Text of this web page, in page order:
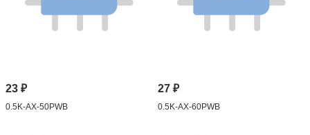
23₽
0.5K-AX-50PWB
27 ₽
0.5K-AX-60PWB